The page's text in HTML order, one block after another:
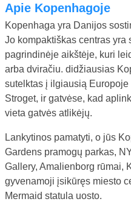
Apie Kopenhagoje
Kopenhaga yra Danijos
Jo kompaktiškas centras yra
pagrindinėje aikštėje, kuri
arba dviračiu. didžiausias
sutelktas į ilgiausią
Stroget, ir gatvėse, kad
vieta gatvės atlikėjų.
Lankytinos pamatyti, o jūs
Gardens pramogų parkas,
Gallery, Amalienborg rūmai,
gyvenamoji įsikūręs miesto
Mermaid statula uosto.